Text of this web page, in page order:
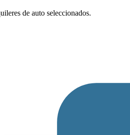
de auto seleccionados.